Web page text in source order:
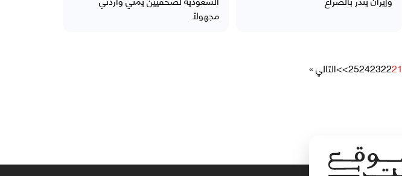
مجهولاً
21
22
23
24
25
>>التالي »